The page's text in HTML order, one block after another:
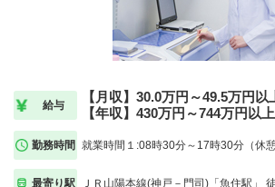
給与
【月収】30.0万円～49.5万円以
【年収】430万円～744万円以上
勤務時間 就業時間１:08時30分～17時30分（休憩
最寄り駅 ＪＲ山陽本線(神戸－門司)「魚住駅」